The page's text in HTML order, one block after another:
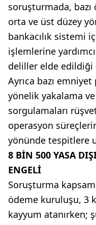
soruşturmada,
orta ve üst düzey
bankacılık sistemi
işlemlerine
deliller elde edildiği
Ayrıca bazı
yönelik yakalama
sorgulamaları
operasyon
yönünde tespitlere
8 BİN 500 YASA
ENGELİ
Soruşturma
ödeme kuruluşu, 3
kayyum atanırken;